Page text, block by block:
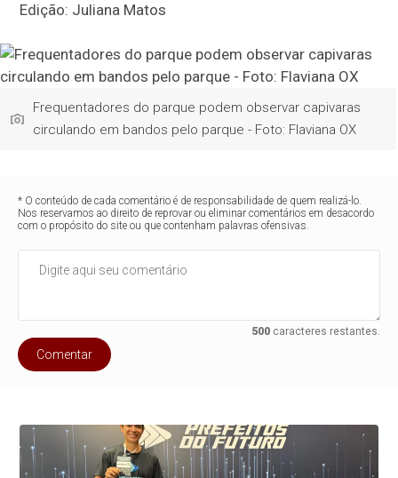
Edição: Juliana Matos
Frequentadores do parque podem observar capivaras
circulando em bandos pelo parque - Foto: Flaviana OX
* O conteúdo de cada comentário é de responsabilidade de quem realizá-lo.
Nos reservamos ao direito de reprovar ou eliminar comentários em desacordo
com o propósito do site ou que contenham palavras ofensivas.
500caracteres restantes.
Comentar